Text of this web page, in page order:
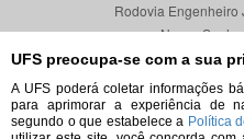
UFS preocupa-se com a sua
A UFS poderá coletar informações
para aprimorar a experiência de
segundo o que estabelece a Política
Rodovia Engenheiro
Nossa
CEP